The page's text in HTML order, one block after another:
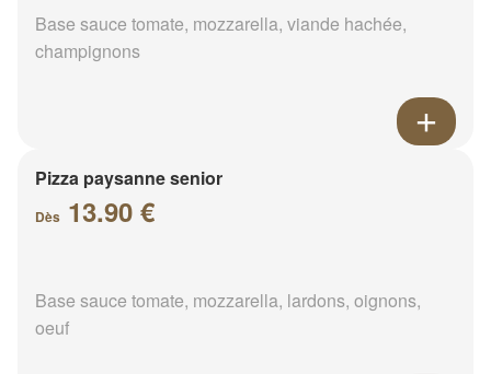
Base sauce tomate, mozzarella, viande hachée,
champignons
Pizza paysanne senior
Dès 13.90 €
Base sauce tomate, mozzarella, lardons, oignons,
oeuf